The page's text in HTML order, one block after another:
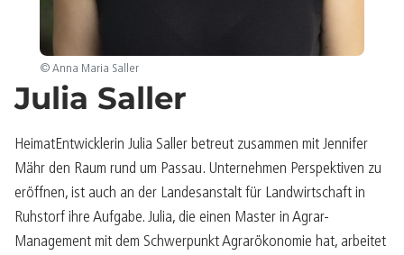
© Anna Maria Saller
Julia Saller
HeimatEntwicklerin Julia Saller betreut zusammen mit Jennifer
Mähr den Raum rund um Passau. Unternehmen Perspektiven zu
eröffnen, ist auch an der Landesanstalt für Landwirtschaft in
Ruhstorf ihre Aufgabe. Julia, die einen Master in Agrar-
Management mit dem Schwerpunkt Agrarökonomie hat, arbeitet